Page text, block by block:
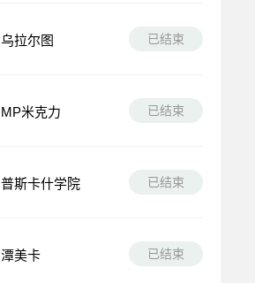
乌拉尔图 已结束
MP米克力 已结束
普斯卡什学院 已结束
潭美卡 已结束